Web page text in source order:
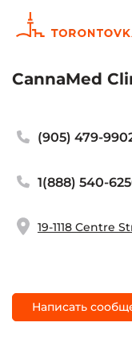
CannaMed
(905) 479-
1(888) 540-
19-1118 Centre
Написать